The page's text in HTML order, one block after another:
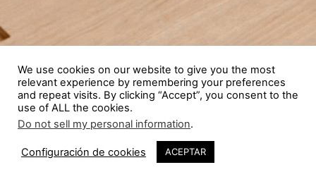
We use cookies on our website to give you the most
relevant experience by remembering your preferences
and repeat visits. By clicking “Accept”, you consent to the
use of ALL the cookies.
Do not sell my personal information.
Configuración de cookies ACEPTAR